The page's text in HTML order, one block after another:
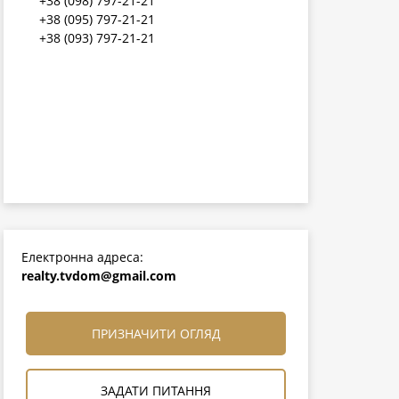
+38 (095) 797-21-21
+38 (093) 797-21-21
Електронна адреса:
realty.tvdom@gmail.com
ПРИЗНАЧИТИ ОГЛЯД
ЗАДАТИ ПИТАННЯ